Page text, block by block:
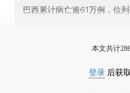
巴西累计病亡逾61万例，位
本文共计
登录 后获